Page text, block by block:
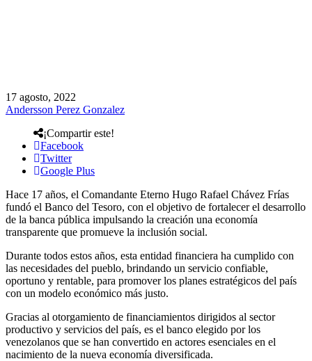
17 agosto, 2022
Andersson Perez Gonzalez
¡Compartir este!
Facebook
Twitter
Google Plus
Hace 17 años, el Comandante Eterno Hugo Rafael Chávez Frías
fundó el Banco del Tesoro, con el objetivo de fortalecer el desarrollo
de la banca pública impulsando la creación una economía
transparente que promueve la inclusión social.
Durante todos estos años, esta entidad financiera ha cumplido con
las necesidades del pueblo, brindando un servicio confiable,
oportuno y rentable, para promover los planes estratégicos del país
con un modelo económico más justo.
Gracias al otorgamiento de financiamientos dirigidos al sector
productivo y servicios del país, es el banco elegido por los
venezolanos que se han convertido en actores esenciales en el
nacimiento de la nueva economía diversificada.